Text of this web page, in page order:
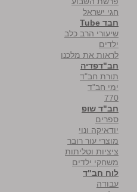
חגי ישראל
חבד Tube
שיעורי הרב כלב
ילדים
לראות את מלכנו
חב"דפדיה
תורת חב"ד
ימי חב"ד
770
חב"ד שופ
ספרים
יודאיקה ונוי
מוצרי עור רובר
ציציות וטליתות
משחקי ילדים
לוח חב"ד
עבודה